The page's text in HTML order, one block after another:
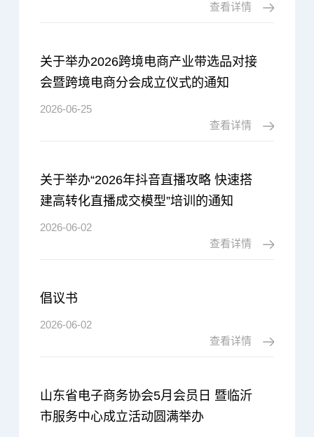
查看详情
关于举办2026跨境电商产业带选品对接
会暨跨境电商分会成立仪式的通知
2026-06-25
查看详情
关于举办“2026年抖音直播攻略 快速搭
建高转化直播成交模型”培训的通知
2026-06-02
查看详情
倡议书
2026-06-02
查看详情
山东省电子商务协会5月会员日 暨临沂
市服务中心成立活动圆满举办